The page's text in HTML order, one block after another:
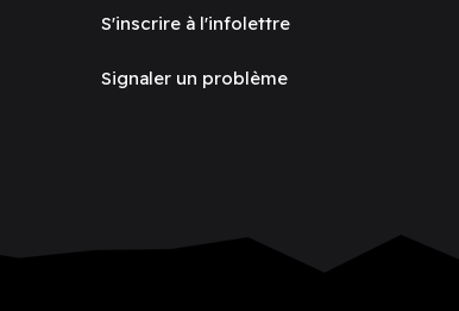
S'inscrire à l'infolettre
Signaler un problème